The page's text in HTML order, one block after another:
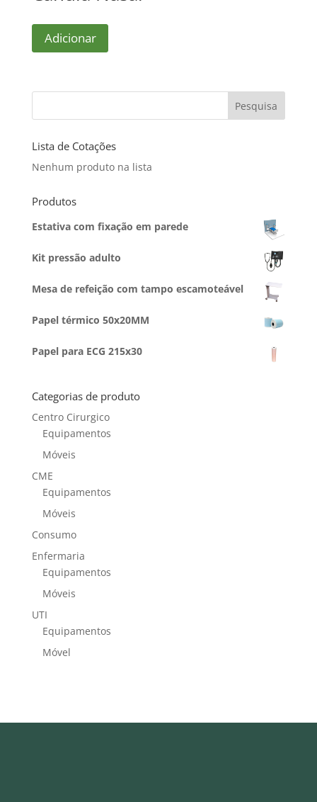
Adicionar
Pesquisa
Lista de Cotações
Nenhum produto na lista
Produtos
Estativa com fixação em parede
Kit pressão adulto
Mesa de refeição com tampo escamoteável
Papel térmico 50x20MM
Papel para ECG 215x30
Categorias de produto
Centro Cirurgico
Equipamentos
Móveis
CME
Equipamentos
Móveis
Consumo
Enfermaria
Equipamentos
Móveis
UTI
Equipamentos
Móvel